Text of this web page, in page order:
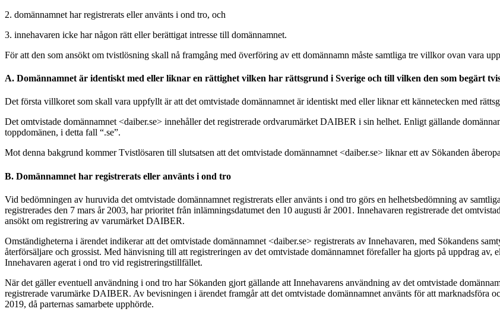
2. domännamnet har registrerats eller använts i ond tro, och
3. innehavaren icke har någon rätt eller berättigat intresse till domännamnet.
För att den som ansökt om tvistlösning skall nå framgång med överföring av ett domännamn måste samtliga tre villkor ovan vara
A. Domännamnet är identiskt med eller liknar en rättighet vilken har rättsgrund i Sverige och till vilken den som begärt
Det första villkoret som skall vara uppfyllt är att det omtvistade domännamnet är identiskt med eller liknar ett kännetecken med
Det omtvistade domännamnet <daiber.se> innehåller det registrerade ordvarumärket DAIBER i sin helhet. Enligt gällande
toppdomänen, i detta fall “.se”.
Mot denna bakgrund kommer Tvistlösaren till slutsatsen att det omtvistade domännamnet <daiber.se> liknar ett av Sökanden
B. Domännamnet har registrerats eller använts i ond tro
Vid bedömningen av huruvida det omtvistade domännamnet registrerats eller använts i ond tro görs en helhetsbedömning av
registrerades den 7 mars år 2003, har prioritet från inlämningsdatumet den 10 augusti år 2001. Innehavaren registrerade det
ansökt om registrering av varumärket DAIBER.
Omständigheterna i ärendet indikerar att det omtvistade domännamnet <daiber.se> registrerats av Innehavaren, med Sökandens
återförsäljare och grossist. Med hänvisning till att registreringen av det omtvistade domännamnet förefaller ha gjorts på uppdrag
Innehavaren agerat i ond tro vid registreringstillfället.
När det gäller eventuell användning i ond tro har Sökanden gjort gällande att Innehavarens användning av det omtvistade
registrerade varumärke DAIBER. Av bevisningen i ärendet framgår att det omtvistade domännamnet använts för att marknadsföra
2019, då parternas samarbete upphörde.